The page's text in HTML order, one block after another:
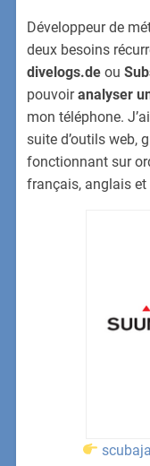
Développeur de
deux besoins
divelogs.de ou
pouvoiranalyser
mon téléphone.
suite d’outils web,
fonctionnant sur
français, anglais